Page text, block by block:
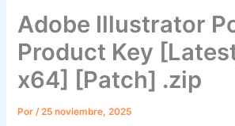
Adobe Illustrator
Product Key
x64] [Patch] .zip
Por/25 noviembre, 2025